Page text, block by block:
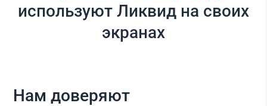
используют Ликвид на своих
экранах
Нам доверяют